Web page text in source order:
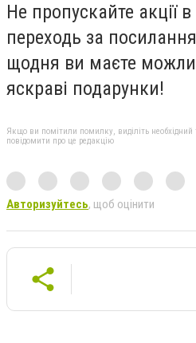
Не пропускайте акції в
переходь за
щодня ви маєте
яскраві подарунки!
Якщо ви помітили помилку, виділіть необхідний
повідомити про це редакцію
Авторизуйтесь, щоб оцінити